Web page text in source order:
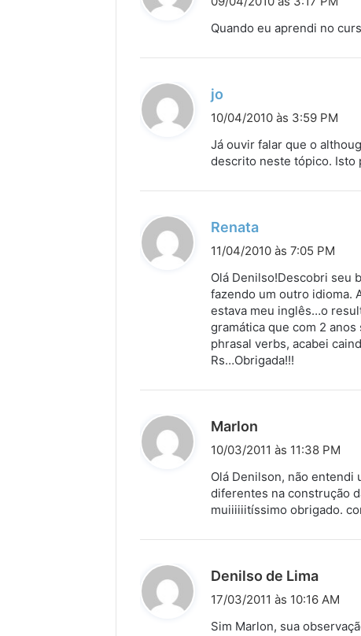
e
Quando eu aprendi no
jo
i
s
10/04/2010 às 3:59 PM
Já ouvir falar que o
descrito neste tópico. Isto
Renata
i
s
e
:
11/04/2010 às 7:05 PM
Olá Denilso!Descobri seu
fazendo um outro idioma.
estava meu inglês…o
gramática que com 2
phrasal verbs, acabei
Rs…Obrigada!!!
Marlon
i
s
e
10/03/2011 às 11:38 PM
Olá Denilson, não entendi
diferentes na construção
muiiiiiitíssimo obrigado.
Denilso de Lima
17/03/2011 às 10:16 AM
Sim Marlon, sua